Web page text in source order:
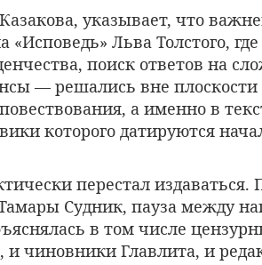
указывает, что
Льва Толстого,
поиск ответов на
— решались вне плоскости
а именно в
которого датируются
перестал издаваться.
Судник, пауза между
в том числе
чиновники Главлита, и